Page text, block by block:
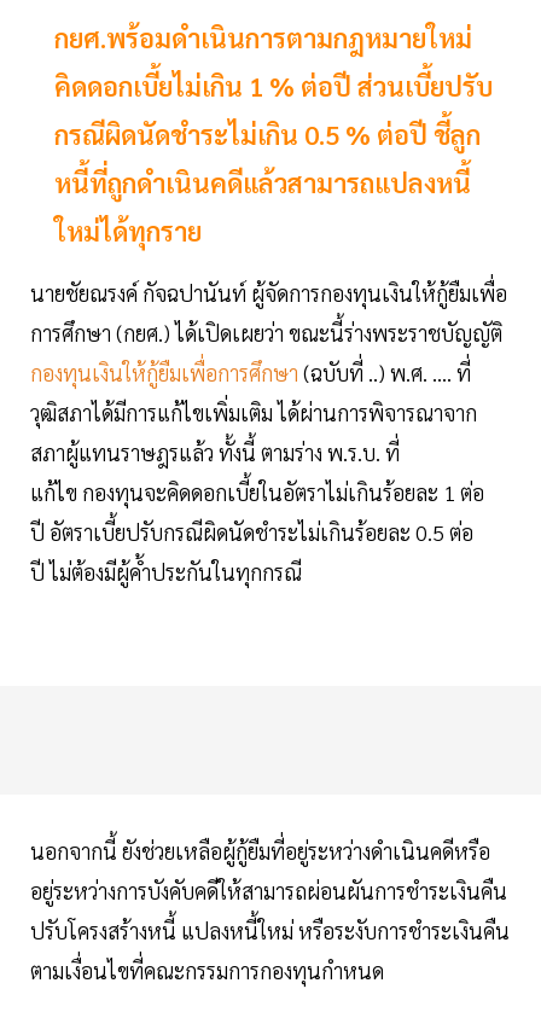
กยศ.พร้อมดำเนินการตามกฎหมายใหม่
คิดดอกเบี้ยไม่เกิน 1 % ต่อปี ส่วนเบี้ยปรับ
กรณีผิดนัดชำระไม่เกิน 0.5 % ต่อปี ชี้ลูก
หนี้ที่ถูกดำเนินคดีแล้วสามารถแปลงหนี้
ใหม่ได้ทุกราย
นายชัยณรงค์ กัจฉปานันท์ ผู้จัดการกองทุนเงินให้กู้ยืมเพื่อ
การศึกษา (กยศ.) ได้เปิดเผยว่า ขณะนี้ร่างพระราชบัญญัติ
กองทุนเงินให้กู้ยืมเพื่อการศึกษา (ฉบับที่ ..) พ.ศ. .... ที่
วุฒิสภาได้มีการแก้ไขเพิ่มเติม ได้ผ่านการพิจารณาจาก
สภาผู้แทนราษฎรแล้ว ทั้งนี้ ตามร่าง พ.ร.บ. ที่
แก้ไข กองทุนจะคิดดอกเบี้ยในอัตราไม่เกินร้อยละ 1 ต่อ
ปี อัตราเบี้ยปรับกรณีผิดนัดชำระไม่เกินร้อยละ 0.5 ต่อ
ปี ไม่ต้องมีผู้ค้ำประกันในทุกกรณี
นอกจากนี้ ยังช่วยเหลือผู้กู้ยืมที่อยู่ระหว่างดำเนินคดีหรือ
อยู่ระหว่างการบังคับคดีให้สามารถผ่อนผันการชำระเงินคืน
ปรับโครงสร้างหนี้ แปลงหนี้ใหม่ หรือระงับการชำระเงินคืน
ตามเงื่อนไขที่คณะกรรมการกองทุนกำหนด